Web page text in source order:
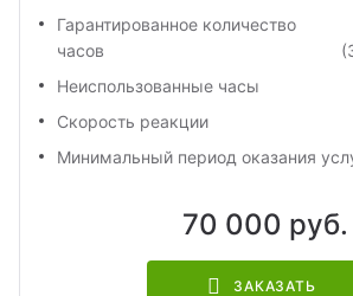
Гарантированное количество
часов
Неиспользованные часы
Скорость реакции
Минимальный период оказания
70 000 руб.
ЗАКАЗАТЬ